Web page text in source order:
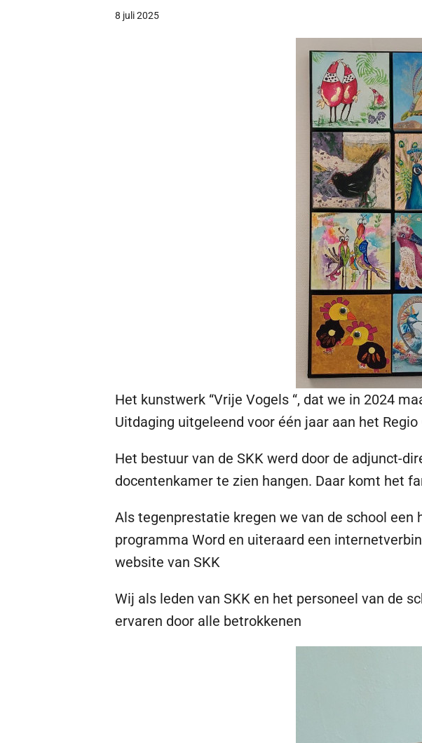
8 juli 2025
Het kunstwerk “Vrije Vogels “, dat we in 2024
Uitdaging uitgeleend voor één jaar aan het Regio
Het bestuur van de SKK werd door de adjunct-
docentenkamer te zien hangen. Daar komt het
Als tegenprestatie kregen we van de school
programma Word en uiteraard een
website van SKK
Wij als leden van SKK en het personeel van de
ervaren door alle betrokkenen